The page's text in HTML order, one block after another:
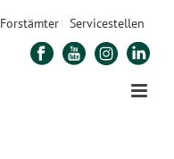
Forstämter Servicestellen